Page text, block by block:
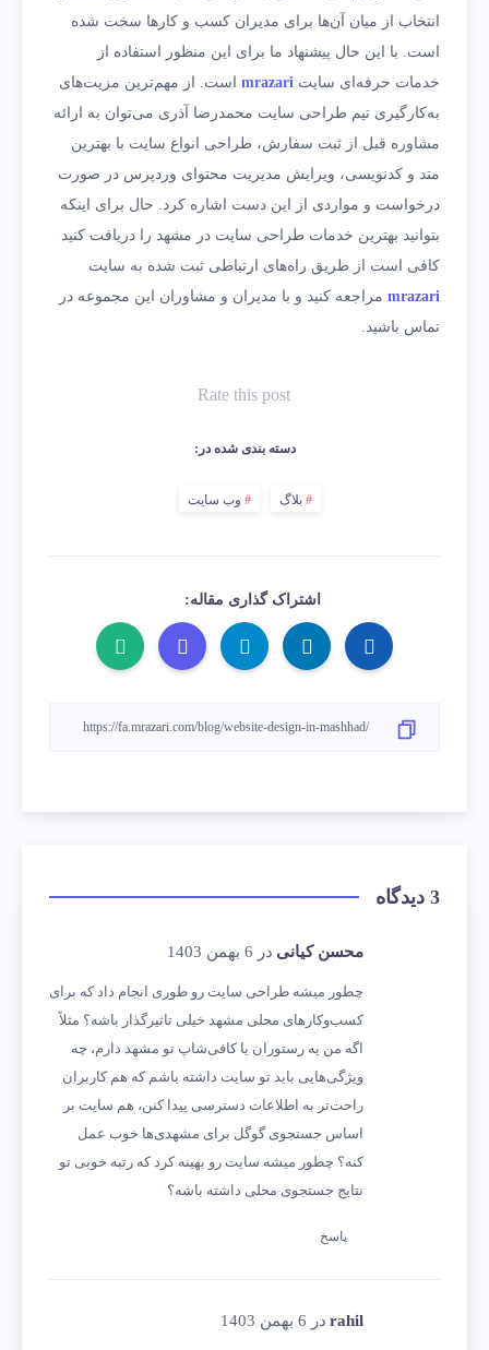
انتخاب از میان آن‌ها برای مدیران کسب و کارها سخت شده
است. با این حال پیشنهاد ما برای این منظور استفاده از
خدمات حرفه‌ای سایت mrazari است. از مهم‌ترین مزیت‌های
به‌کارگیری تیم طراحی سایت محمدرضا آذری می‌توان به ارائه
مشاوره قبل از ثبت سفارش، طراحی انواع سایت با بهترین
متد و کدنویسی، ویرایش مدیریت محتوای وردپرس در صورت
درخواست و مواردی از این دست اشاره کرد. حال برای اینکه
بتوانید بهترین خدمات طراحی سایت در مشهد را دریافت کنید
کافی است از طریق راه‌های ارتباطی ثبت شده به سایت
mrazari مراجعه کنید و با مدیران و مشاوران این مجموعه در
تماس باشید.
Rate this post
دسته بندی شده در:
بلاگ وب سایت
اشتراک گذاری مقاله:
3 دیدگاه
محسن کیانی در 6 بهمن 1403
چطور میشه طراحی سایت رو طوری انجام داد که برای
کسب‌وکارهای محلی مشهد خیلی تاثیرگذار باشه؟ مثلاً
اگه من یه رستوران یا کافی‌شاپ تو مشهد دارم، چه
ویژگی‌هایی باید تو سایت داشته باشم که هم کاربران
راحت‌تر به اطلاعات دسترسی پیدا کنن، هم سایت بر
اساس جستجوی گوگل برای مشهدی‌ها خوب عمل
کنه؟ چطور میشه سایت رو بهینه کرد که رتبه خوبی تو
نتایج جستجوی محلی داشته باشه؟
پاسخ
rahil در 6 بهمن 1403